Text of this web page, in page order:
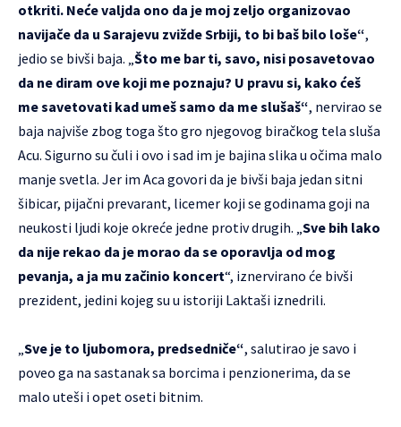
otkriti. Neće valjda ono da je moj zeljo organizovao
navijače da u Sarajevu zvižde Srbiji, to bi baš bilo loše“,
jedio se bivši baja. „Što me bar ti, savo, nisi posavetovao
da ne diram ove koji me poznaju? U pravu si, kako ćeš
me savetovati kad umeš samo da me slušaš“, nervirao se
baja najviše zbog toga što gro njegovog biračkog tela sluša
Acu. Sigurno su čuli i ovo i sad im je bajina slika u očima malo
manje svetla. Jer im Aca govori da je bivši baja jedan sitni
šibicar, pijačni prevarant, licemer koji se godinama goji na
neukosti ljudi koje okreće jedne protiv drugih. „Sve bih lako
da nije rekao da je morao da se oporavlja od mog
pevanja, a ja mu začinio koncert“, iznervirano će bivši
prezident, jedini kojeg su u istoriji Laktaši iznedrili.
„Sve je to ljubomora, predsedniče“, salutirao je savo i
poveo ga na sastanak sa borcima i penzionerima, da se
malo uteši i opet oseti bitnim.